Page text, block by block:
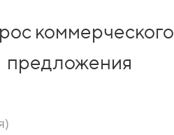
коммерческого
предложения